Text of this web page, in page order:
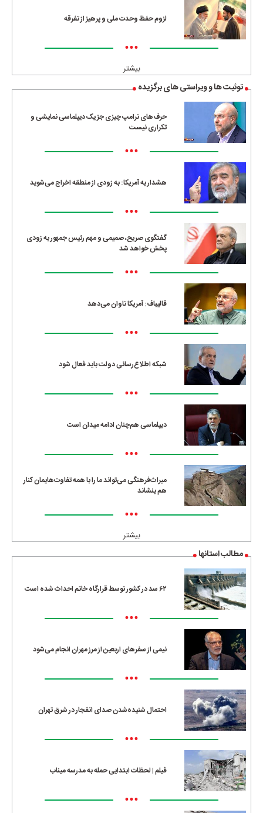
لزوم حفظ وحدت ملی و پرهیز از تفرقه
•••
بیشتر
توئیت ها و ویراستی های برگزیده
حرف‌های ترامپ چیزی جز یک دیپلماسی نمایشی و
تکراری نیست
•••
هشدار به آمریکا: به زودی از منطقه اخراج می‌شوید
•••
گفتگوی صریح، صمیمی و مهم رئیس جمهور به زودی
پخش خواهد شد
•••
قالیباف: آمریکا تاوان می‌دهد
•••
شبکه اطلاع‌رسانی دولت باید فعال شود
•••
دیپلماسی هم‌چنان ادامه میدان است
•••
میراث‌فرهنگی می‌تواند ما را با همه تفاوت‌هایمان کنار
هم بنشاند
•••
بیشتر
مطالب استانها
۶۲ سد در کشور توسط قرارگاه خاتم احداث شده است
•••
نیمی از سفرهای اربعین از مرز مهران انجام می‌شود
•••
احتمال شنیده‌شدن صدای انفجار در شرق تهران
•••
فیلم | لحظات ابتدایی حمله به مدرسه میناب
•••